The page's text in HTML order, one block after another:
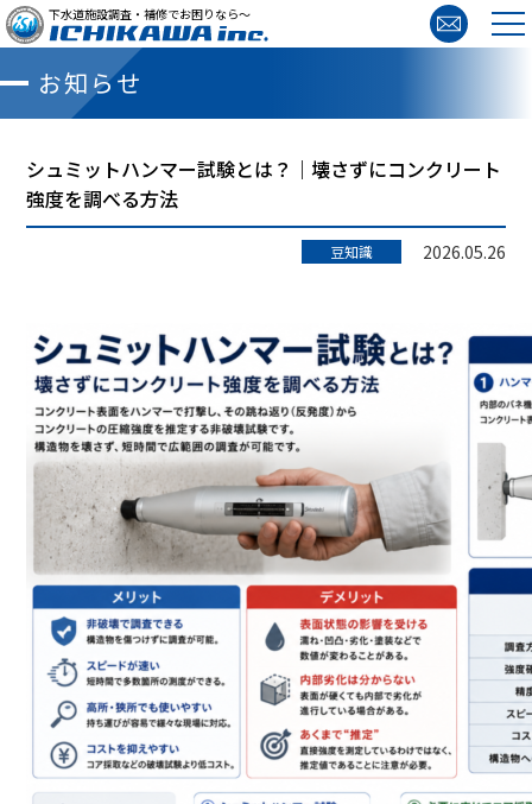
下水道施設調査・補修でお困りなら～
お知らせ
シュミットハンマー試験とは？｜壊さずにコンクリート
強度を調べる方法
豆知識 2026.05.26